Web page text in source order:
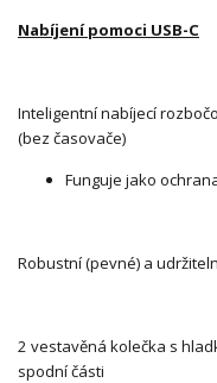
Nabíjení pomoci USB-C
Inteligentní nabíjecí
(bez časovače)
Funguje jako
Robustní (pevné) a
2 vestavěná kolečka s
spodní části